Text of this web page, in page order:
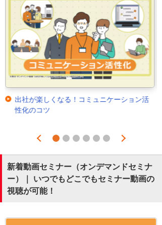
出社が楽しくなる！コミュニケーション活
性化のコツ
Prev
1 2 3 4 5 6
Next
新着動画セミナー（オンデマンドセミナ
ー）｜ いつでもどこでもセミナー動画の
視聴が可能！